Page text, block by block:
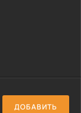
ДОБАВИТЬ